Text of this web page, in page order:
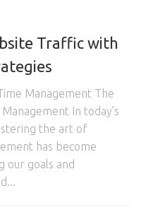
Traffic with
Management The
In today’s
the art of
has become
our goals and